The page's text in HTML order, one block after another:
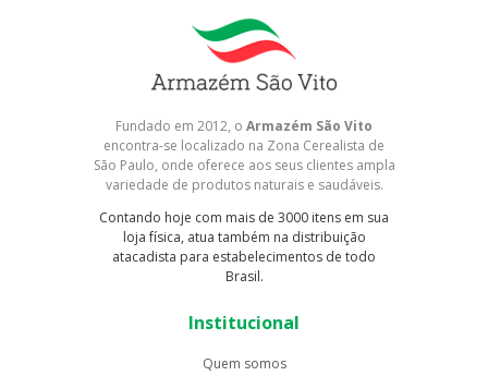
Fundado em 2012, o Armazém São Vito
encontra-se localizado na Zona Cerealista de
São Paulo, onde oferece aos seus clientes ampla
variedade de produtos naturais e saudáveis.
Contando hoje com mais de 3000 itens em sua
loja física, atua também na distribuição
atacadista para estabelecimentos de todo
Brasil.
Institucional
Quem somos